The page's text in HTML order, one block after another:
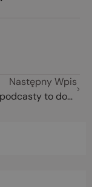
Następny Wpis
Dlaczego podcasty to dobry sposób na budowanie świadomości marki?